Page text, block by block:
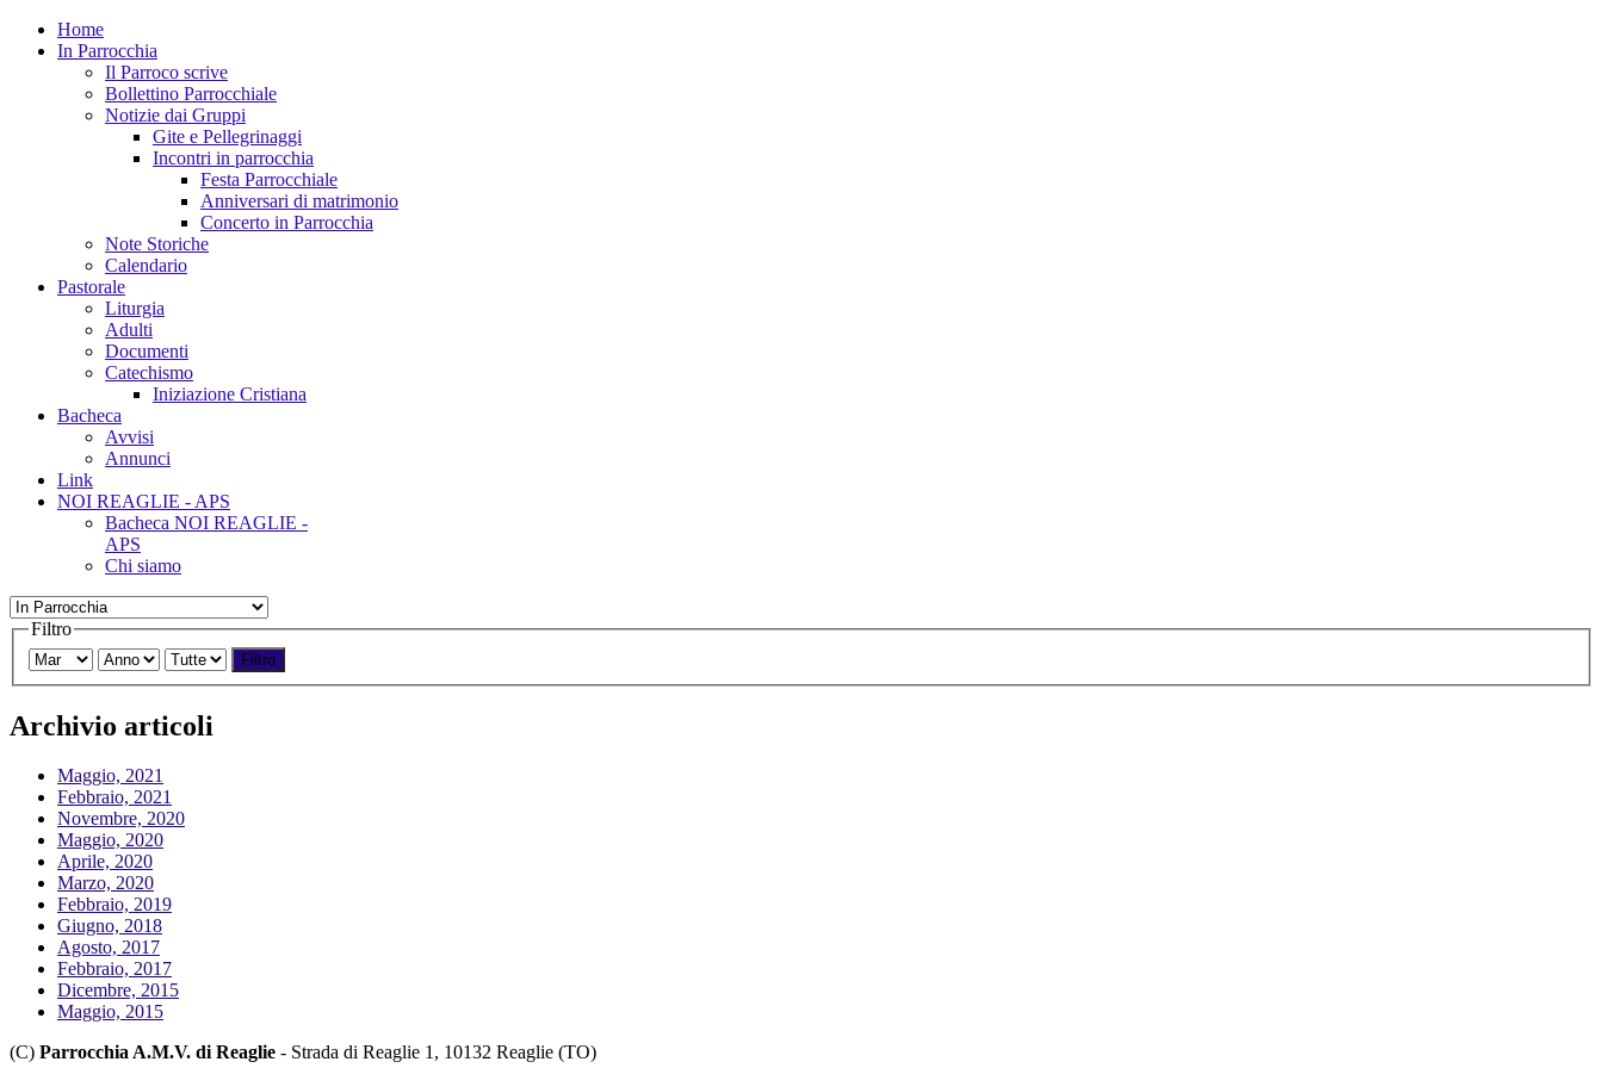
Home
In Parrocchia
Il Parroco scrive
Bollettino Parrocchiale
Notizie dai Gruppi
Gite e Pellegrinaggi
Incontri in parrocchia
Festa Parrocchiale
Anniversari di matrimonio
Concerto in Parrocchia
Note Storiche
Calendario
Pastorale
Liturgia
Adulti
Documenti
Catechismo
Iniziazione Cristiana
Bacheca
Avvisi
Annunci
Link
NOI REAGLIE - APS
Bacheca NOI REAGLIE -
APS
Chi siamo
Filtro
Filtro
Archivio articoli
Maggio, 2021
Febbraio, 2021
Novembre, 2020
Maggio, 2020
Aprile, 2020
Marzo, 2020
Febbraio, 2019
Giugno, 2018
Agosto, 2017
Febbraio, 2017
Dicembre, 2015
Maggio, 2015
(C) Parrocchia A.M.V. di Reaglie - Strada di Reaglie 1, 10132 Reaglie (TO)